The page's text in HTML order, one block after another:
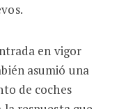
en vigor
asumió una
de coches